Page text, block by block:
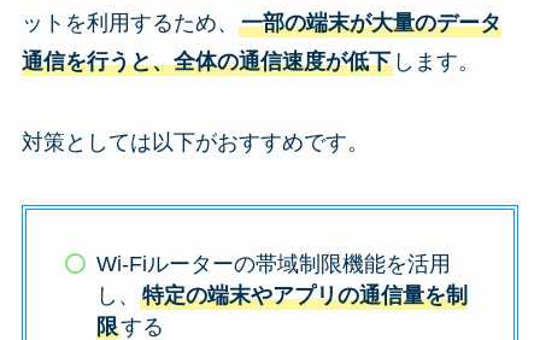
ットを利用するため、 一部の端末が大量のデータ
通信を行うと、全体の通信速度が低下します。
対策としては以下がおすすめです。
Wi-Fiルーターの帯域制限機能を活用
し、特定の端末やアプリの通信量を制
限する